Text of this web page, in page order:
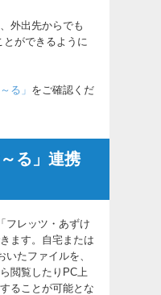
外出先からでも
とができるように
る」 をご確認くだ
る」連携
フレッツ・あずけ
ます。 自宅または
たファイルを、
閲覧したりPC上
ることが可能とな